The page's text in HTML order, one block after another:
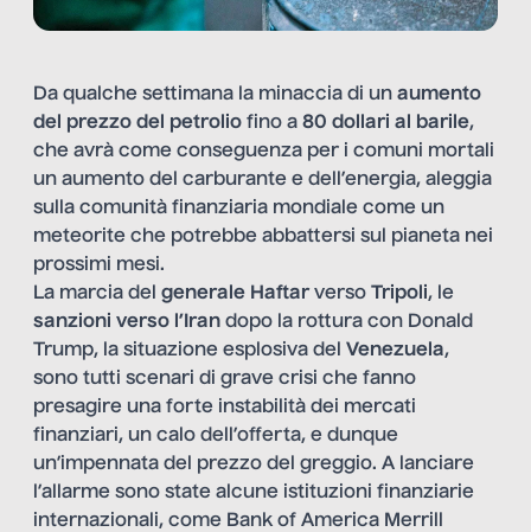
Da qualche settimana la minaccia di un aumento
del prezzo del petrolio fino a 80 dollari al barile,
che avrà come conseguenza per i comuni mortali
un aumento del carburante e dell’energia, aleggia
sulla comunità finanziaria mondiale come un
meteorite che potrebbe abbattersi sul pianeta nei
prossimi mesi.
La marcia del generale Haftarverso Tripoli, le
sanzioni verso l’Iran dopo la rottura con Donald
Trump, la situazione esplosiva del Venezuela,
sono tutti scenari di grave crisi che fanno
presagire una forte instabilità dei mercati
finanziari, un calo dell’offerta, e dunque
un’impennata del prezzo del greggio. A lanciare
l’allarme sono state alcune istituzioni finanziarie
internazionali, come Bank of America Merrill